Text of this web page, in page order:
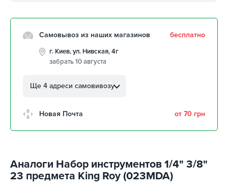
Самовывоз из наших магазинов бесплатно
г. Киев, ул. Нивская, 4г
забрать 10 августа
Автолюбителей, 8а
авторынок
г. Киев, ул. Остафия
Дашкевича, 15
забрать 10 августа
Ще 4 адреси самовивозу
Новая Почта от 70 грн
Аналоги Набор инструментов 1/4" 3/8"
23 предмета King Roy (023MDA)